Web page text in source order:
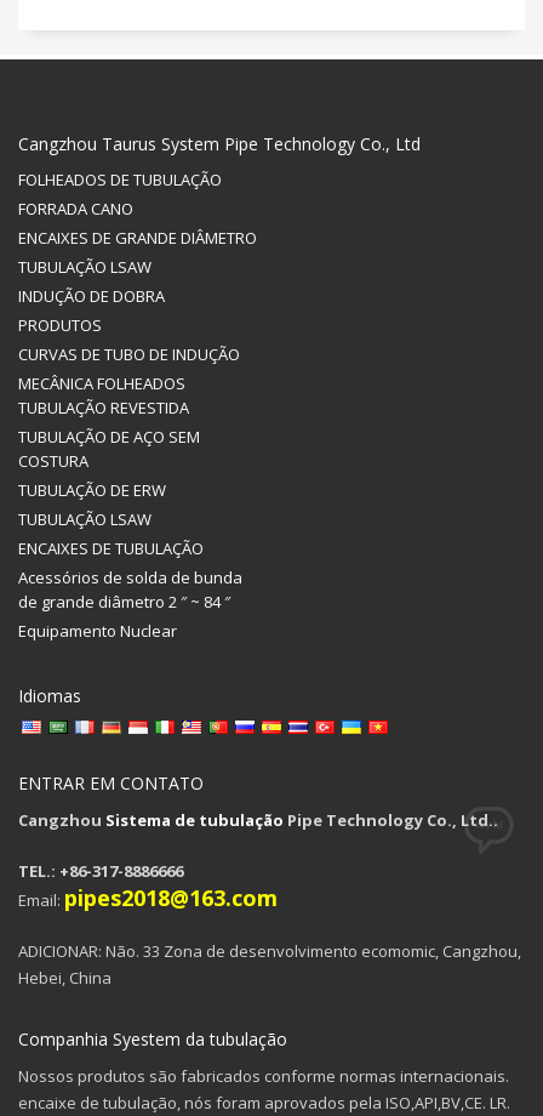
Cangzhou Taurus System Pipe Technology Co., Ltd
FOLHEADOS DE TUBULAÇÃO
FORRADA CANO
ENCAIXES DE GRANDE DIÂMETRO
TUBULAÇÃO LSAW
INDUÇÃO DE DOBRA
PRODUTOS
CURVAS DE TUBO DE INDUÇÃO
MECÂNICA FOLHEADOS
TUBULAÇÃO REVESTIDA
TUBULAÇÃO DE AÇO SEM
COSTURA
TUBULAÇÃO DE ERW
TUBULAÇÃO LSAW
ENCAIXES DE TUBULAÇÃO
Acessórios de solda de bunda
de grande diâmetro 2 ″ ~ 84 ″
Equipamento Nuclear
Idiomas
ENTRAR EM CONTATO
Cangzhou Sistema de tubulação Pipe Technology Co., Ltd..
TEL.: +86-317-8886666
Email: pipes2018@163.com
ADICIONAR: Não. 33 Zona de desenvolvimento ecomomic, Cangzhou,
Hebei, China
Companhia Syestem da tubulação
Nossos produtos são fabricados conforme normas internacionais.
encaixe de tubulação, nós foram aprovados pela ISO,API,BV,CE. LR.